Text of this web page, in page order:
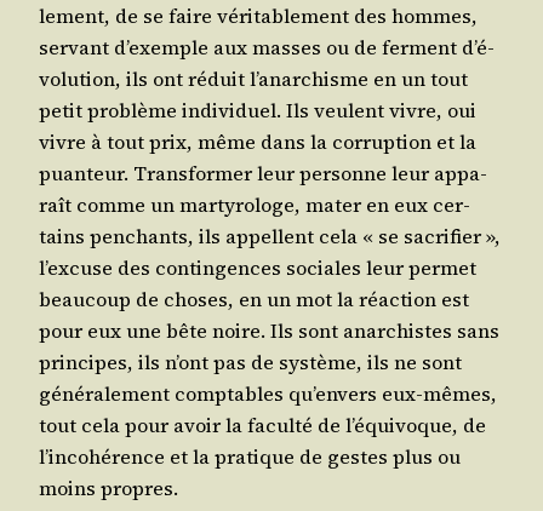
le­ment, de se faire véri­ta­ble­ment des hommes,
ser­vant d’exemple aux masses ou de ferment d’é­
vo­lu­tion, ils ont réduit l’a­nar­chisme en un tout
petit pro­blème indi­vi­duel. Ils veulent vivre, oui
vivre à tout prix, même dans la cor­rup­tion et la
puan­teur. Trans­for­mer leur per­sonne leur appa­
raît comme un mar­ty­ro­loge, mater en eux cer­
tains pen­chants, ils appellent cela « se sacri­fier »,
l’ex­cuse des contin­gences sociales leur per­met
beau­coup de choses, en un mot la réac­tion est
pour eux une bête noire. Ils sont anar­chistes sans
prin­cipes, ils n’ont pas de sys­tème, ils ne sont
géné­ra­le­ment comp­tables qu’en­vers eux-mêmes,
tout cela pour avoir la facul­té de l’é­qui­voque, de
l’in­co­hé­rence et la pra­tique de gestes plus ou
moins propres.